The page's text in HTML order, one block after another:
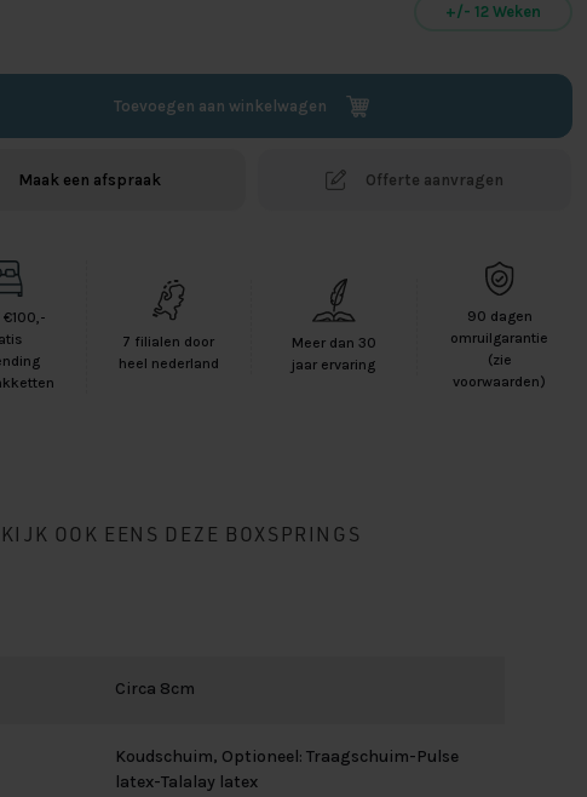
+/- 12 Weken
Toevoegen aan winkelwagen
Maak een afspraak Offerte aanvragen
7 filialen door
heel nederland
Meer dan 30
jaar ervaring
90 dagen
omruilgarantie
(zie
voorwaarden)
OOK EENS DEZE BOXSPRINGS
Circa 8cm
Koudschuim, Optioneel: Traagschuim-Pulse
latex-Talalay latex